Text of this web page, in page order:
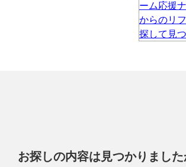
お探しの内容は見つかりました